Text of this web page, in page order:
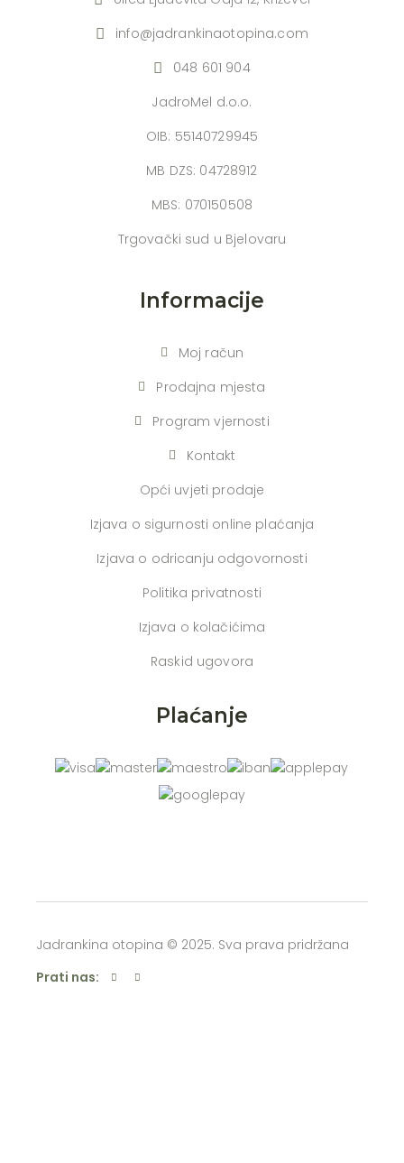
info@jadrankinaotopina.com
048 601 904
JadroMel d.o.o.
OIB: 55140729945
MB DZS: 04728912
MBS: 070150508
Trgovački sud u Bjelovaru
Informacije
Moj račun
Prodajna mjesta
Program vjernosti
Kontakt
Opći uvjeti prodaje
Izjava o sigurnosti online plaćanja
Izjava o odricanju odgovornosti
Politika privatnosti
Izjava o kolačićima
Raskid ugovora
Plaćanje
Jadrankina otopina © 2025. Sva prava pridržana
Prati nas: